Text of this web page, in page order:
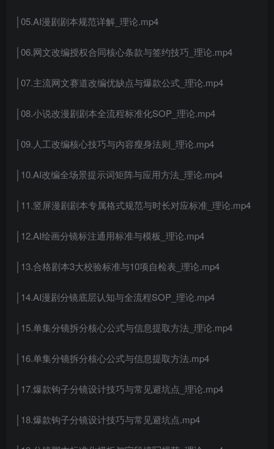
│05.AI漫剧剧本规范详解_理论.mp4
│06.网文改编授权合同核心条款与签约技巧_理论.mp4
│07.主流网文赛道改编优缺点与爆款公式_理论.mp4
│08.小说改漫剧剧本全流程标准化SOP_理论.mp4
│09.人工改编核心技巧与内容瘦身法则_理论.mp4
│10.AI改编全场景提示词矩阵与应用方法_理论.mp4
│11.竖屏漫剧剧本专属格式规范与时长对应标准_理论.mp4
│12.AI绘画分镜标注通用标准与模板_理论.mp4
│13.合格剧本3大校验标准与10项自检表_理论.mp4
│14.AI漫剧分镜底层认知与全流程SOP_理论.mp4
│15.单集分镜拆分核心公式与信息提取方法_理论.mp4
│16.单集分镜拆分核心公式与信息提取方法.mp4
│17.爆款钩子分镜设计技巧与常见避坑点_理论.mp4
│18.爆款钩子分镜设计技巧与常见避坑点.mp4